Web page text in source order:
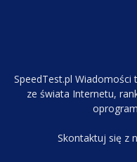
SpeedTest.pl Wiadomości
ze świata Internetu,
Skontaktuj się z